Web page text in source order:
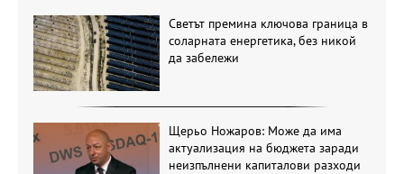
Светът премина ключова граница в
соларната енергетика, без никой
да забележи
Щерьо Ножаров: Може да има
актуализация на бюджета заради
неизпълнени капиталови разходи